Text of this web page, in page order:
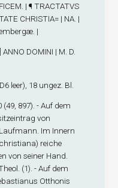
| ¶ TRACTATVS
CHRISTIA= | NA. |
|
ANNO DOMINI | M. D.
leer), 18 ungez. Bl.
(49, 897). - Auf dem
von
Im Innern
reiche
von seiner Hand.
(1). - Auf dem
Otthonis